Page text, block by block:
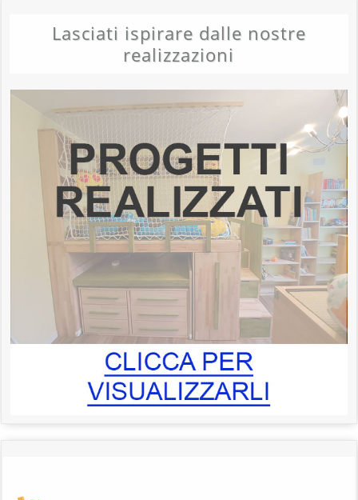
Lasciati ispirare dalle nostre
realizzazioni